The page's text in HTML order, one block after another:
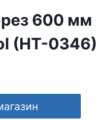
600 мм
(HT-0346)